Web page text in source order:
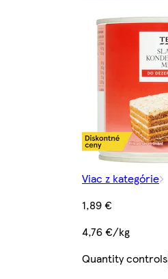
Viac z kategórie
1,89 €
4,76 €/kg
Quantity controls